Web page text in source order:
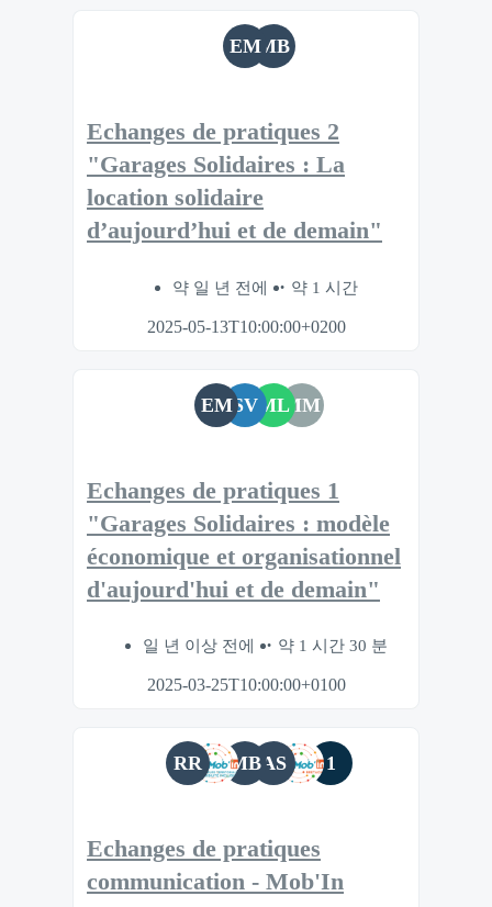
EMMB
Echanges de pratiques 2
"Garages Solidaires : La
location solidaire
d’aujourd’hui et de demain"
약 일 년 전에 약 1 시간
2025-05-13T10:00:00+0200
EMSVMLMM
Echanges de pratiques 1
"Garages Solidaires : modèle
économique et organisationnel
d'aujourd'hui et de demain"
일 년 이상 전에 약 1 시간 30 분
2025-03-25T10:00:00+0100
RR MBAS 1
Echanges de pratiques
communication - Mob'In